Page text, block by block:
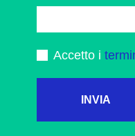
Accetto i
INVIA